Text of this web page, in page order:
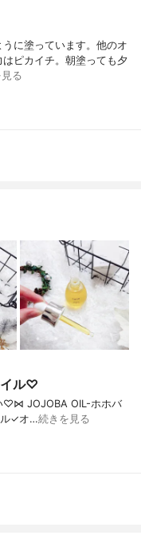
に塗っています。他のオ
ピカイチ。朝塗っても夕
る
イル♡
♡ ⋈ JOJOBA OIL-ホホバ
✓オ…続きを見る